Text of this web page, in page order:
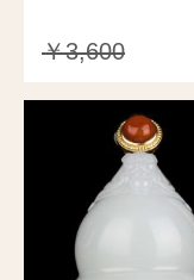
￥3,600